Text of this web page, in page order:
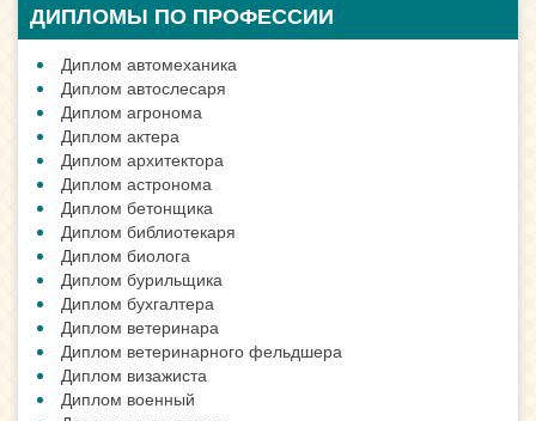
ДИПЛОМЫ ПО ПРОФЕССИИ
Диплом автомеханика
Диплом автослесаря
Диплом агронома
Диплом актера
Диплом архитектора
Диплом астронома
Диплом бетонщика
Диплом библиотекаря
Диплом биолога
Диплом бурильщика
Диплом бухгалтера
Диплом ветеринара
Диплом ветеринарного фельдшера
Диплом визажиста
Диплом военный